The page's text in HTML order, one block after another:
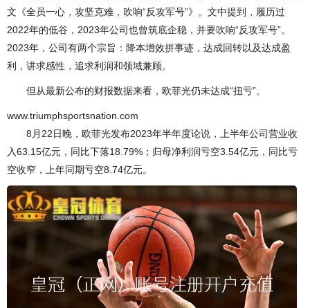
文《全员一心，攻坚克难，吹响“反攻军号”》。文中提到，履历过
2022年的低谷，2023年公司也曾筑底企稳，并要吹响“反攻军号”。
2023年，公司有两个宗旨：降本增效拼事迹，达成回转以及达成盈
利，讲求感性，追求利润和领域兼顾。
但从最新公布的财报数据来看，欧菲光仍未达成“扭亏”。
www.triumphsportsnation.com
8月22日晚，欧菲光发布2023年半年度论说，上半年公司营业收
入63.15亿元，同比下落18.79%；归母净利润亏空3.54亿元，同比亏
空收窄，上年同期亏空8.74亿元。